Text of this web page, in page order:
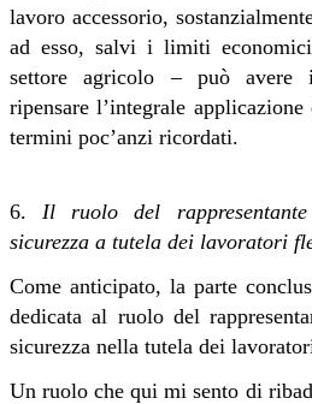
lavoro accessorio,
ad esso, salvi i limiti
settore agricolo – può avere
ripensare l’integrale
termini poc’anzi ricordati.
6. Il ruolo del
sicurezza a tutela dei lavoratori
Come anticipato, la parte
dedicata al ruolo del
sicurezza nella tutela dei
Un ruolo che qui mi sento di